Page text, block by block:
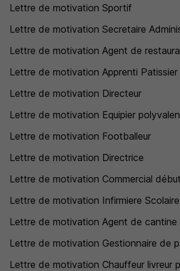
Lettre de motivation Sportif
Lettre de motivation Secretaire
Lettre de motivation Agent de
Lettre de motivation Apprenti Patissier
Lettre de motivation Directeur
Lettre de motivation Equipier
Lettre de motivation Footballeur
Lettre de motivation Directrice
Lettre de motivation Commercial
Lettre de motivation Infirmiere Scolaire
Lettre de motivation Agent de cantine
Lettre de motivation Gestionnaire de
Lettre de motivation Chauffeur livreur